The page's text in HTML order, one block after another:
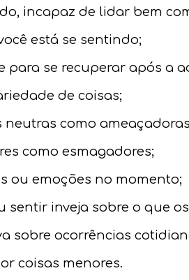
incapaz de lidar bem
está se sentindo;
para se recuperar após a
de coisas;
como
como esmagadores;
ou emoções no momento;
inveja sobre o que
sobre ocorrências
coisas menores.